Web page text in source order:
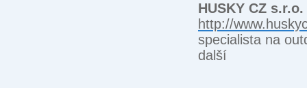
HUSKY CZ s.r.o.
http://
specialista na
další